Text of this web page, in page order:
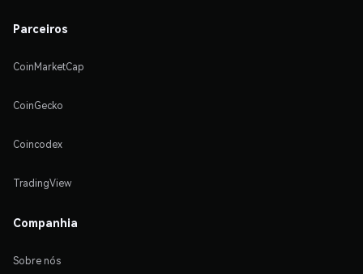
Parceiros
CoinMarketCap
CoinGecko
Coincodex
TradingView
Companhia
Sobre nós